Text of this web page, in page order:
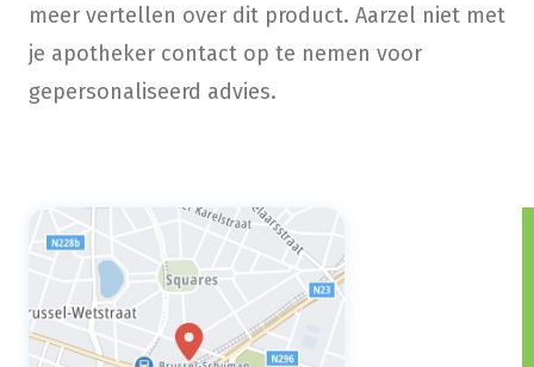
meer vertellen over dit product. Aarzel niet met
je apotheker contact op te nemen voor
gepersonaliseerd advies.